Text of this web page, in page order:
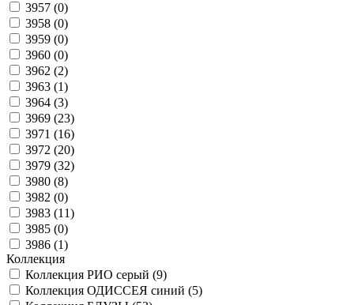
3957 (0)
3958 (0)
3959 (0)
3960 (0)
3962 (2)
3963 (1)
3964 (3)
3969 (23)
3971 (16)
3972 (20)
3979 (32)
3980 (8)
3982 (0)
3983 (11)
3985 (0)
3986 (1)
Коллекция
Коллекция РИО серый (9)
Коллекция ОДИССЕЯ синий (5)